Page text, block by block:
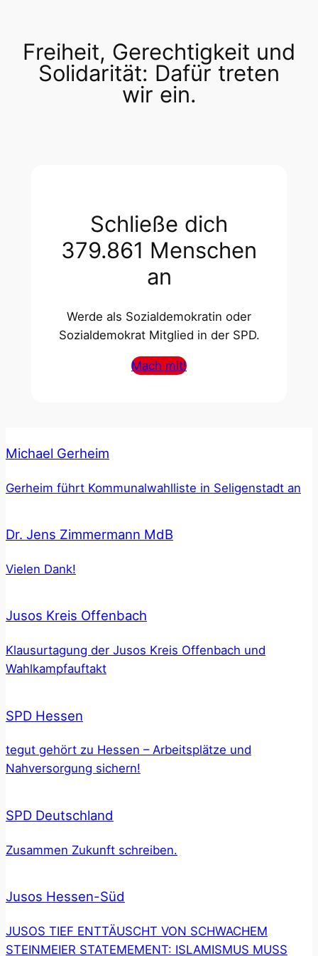
Freiheit, Gerechtigkeit und
Solidarität: Dafür treten
wir ein.
Schließe dich
379.861 Menschen
an
Werde als Sozialdemokratin oder
Sozialdemokrat Mitglied in der SPD.
Mach mit!
Michael Gerheim
Gerheim führt Kommunalwahlliste in Seligenstadt an
Dr. Jens Zimmermann MdB
Vielen Dank!
Jusos Kreis Offenbach
Klausurtagung der Jusos Kreis Offenbach und
Wahlkampfauftakt
SPD Hessen
tegut gehört zu Hessen – Arbeitsplätze und
Nahversorgung sichern!
SPD Deutschland
Zusammen Zukunft schreiben.
Jusos Hessen-Süd
JUSOS TIEF ENTTÄUSCHT VON SCHWACHEM
STEINMEIER STATEMEMENT: ISLAMISMUS MUSS